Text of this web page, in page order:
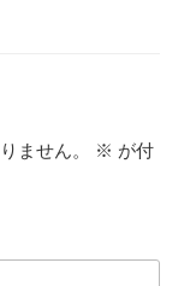
ません。 ※ が付